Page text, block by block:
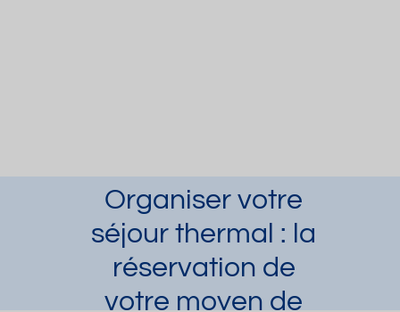
Organiser votre
séjour thermal : la
réservation de
votre moyen de